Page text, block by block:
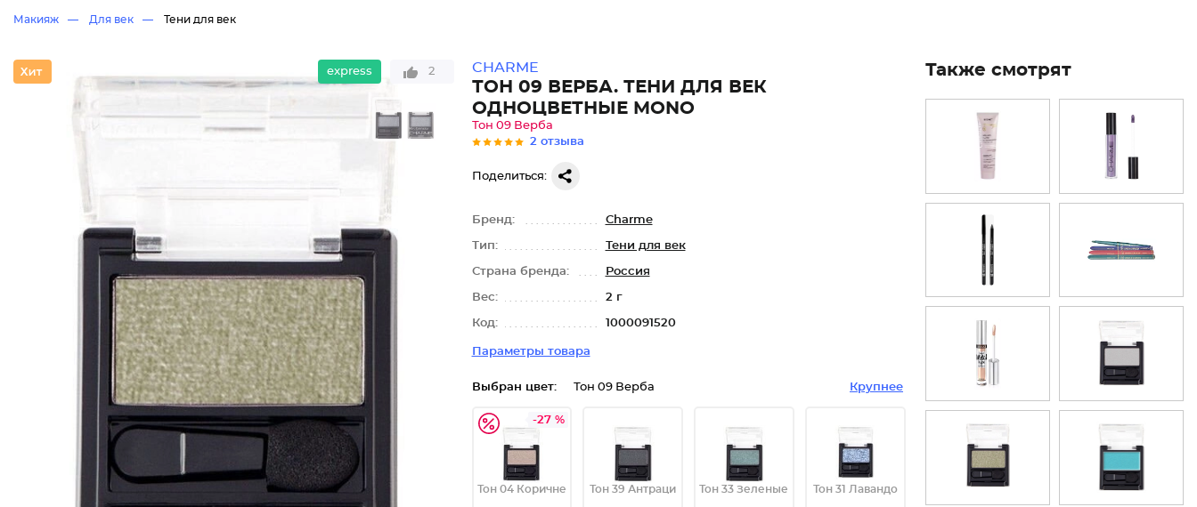
Макияж Для век Тени для век
express 2 CHARME
ТОН 09 ВЕРБА. ТЕНИ ДЛЯ ВЕК
ОДНОЦВЕТНЫЕ MONO
Тон 09 Верба
2 отзыва
Поделиться:
Бренд: Charme
Тип: Тени для век
Страна бренда: Россия
Вес: 2 г
Код: 1000091520
Параметры товара
Выбран цвет: Тон 09 Верба Крупнее
-27 %
Тон 04 Коричне Тон 39 Антраци Тон 33 Зеленые Тон 31 Лавандо
Также смотрят